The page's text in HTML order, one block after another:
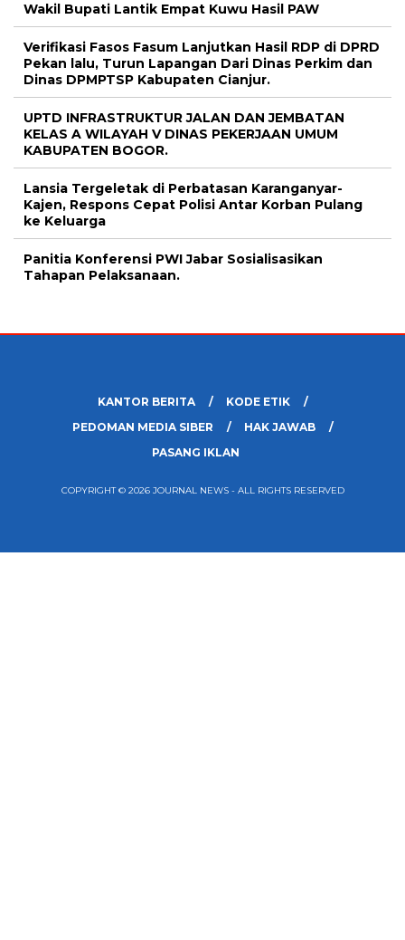
Wakil Bupati Lantik Empat Kuwu Hasil PAW
Verifikasi Fasos Fasum Lanjutkan Hasil RDP di DPRD
Pekan lalu, Turun Lapangan Dari Dinas Perkim dan
Dinas DPMPTSP Kabupaten Cianjur.
UPTD INFRASTRUKTUR JALAN DAN JEMBATAN
KELAS A WILAYAH V DINAS PEKERJAAN UMUM
KABUPATEN BOGOR.
Lansia Tergeletak di Perbatasan Karanganyar-
Kajen, Respons Cepat Polisi Antar Korban Pulang
ke Keluarga
Panitia Konferensi PWI Jabar Sosialisasikan
Tahapan Pelaksanaan.
KANTOR BERITA
KODE ETIK
PEDOMAN MEDIA SIBER
HAK JAWAB
PASANG IKLAN
COPYRIGHT © 2026 JOURNAL NEWS - ALL RIGHTS RESERVED